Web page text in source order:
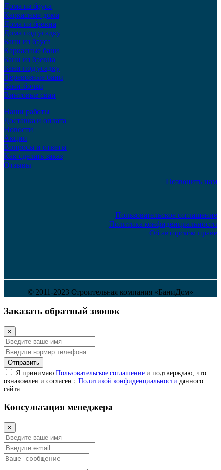
Дома из бруса
Каркасные дома
Дома из бревна
Дома под усадку
Бани из бруса
Каркасные бани
Бани из бревна
Бани под усадку
Перевозные бани
Бани-бочки
Винтовые сваи
Наши работы
Доставка и оплата
Новости
Акции
Вопросы и ответы
Как сделать заказ
Отзывы
Позвонить нам
Пользовательское соглашение
Политика конфиденциальности
Об авторском праве
© 2011-2023 Строительная компания «БаниДом»
Заказать обратный звонок
×
Отправить
Я принимаю Пользовательское соглашение и подтверждаю, что
ознакомлен и согласен с Политикой конфиденциальности данного
сайта.
Консультация менеджера
×